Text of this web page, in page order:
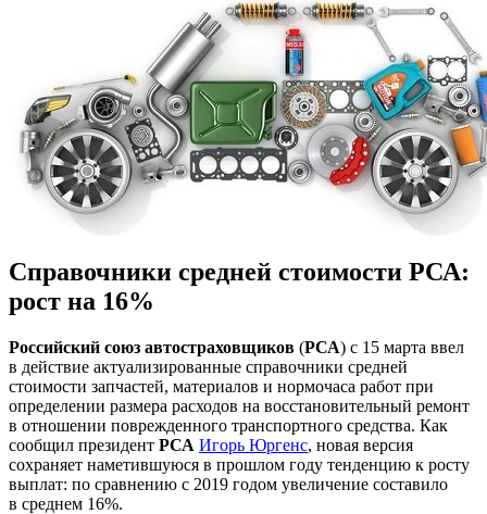
Справочники средней стоимости РСА:
рост на 16%
Российский союз автостраховщиков (РСА) с 15 марта ввел
в действие актуализированные справочники средней
стоимости запчастей, материалов и нормочаса работ при
определении размера расходов на восстановительный ремонт
в отношении поврежденного транспортного средства. Как
сообщил президент РСА Игорь Юргенс, новая версия
сохраняет наметившуюся в прошлом году тенденцию к росту
выплат: по сравнению с 2019 годом увеличение составило
в среднем 16%.